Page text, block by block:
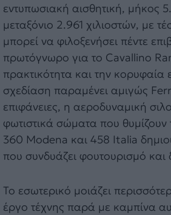
εντυπωσιακή αισθητική, μήκος
μεταξόνιο 2.961 χιλιοστών, με
μπορεί να φιλοξενήσει πέντε
πρωτόγνωρο για το Cavallino
πρακτικότητα και την κορυφαία
σχεδίαση παραμένει αμιγώς
επιφάνειες, η αεροδυναμική
φωτιστικά σώματα που θυμίζουν
360 Modena και 458 Italia
που συνδυάζει φουτουρισμό και
Το εσωτερικό μοιάζει
έργο τέχνης παρά με καμπίνα